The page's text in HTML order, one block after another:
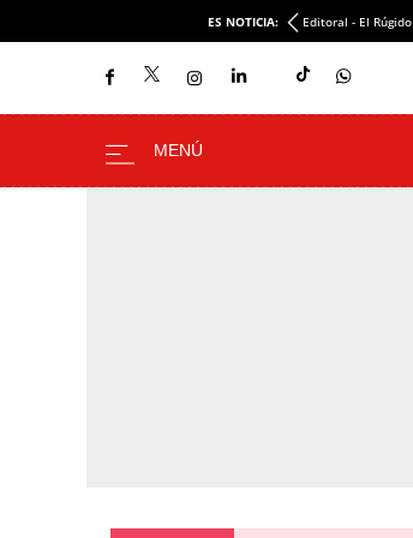
ES NOTICIA: Editoral - El Rúgido